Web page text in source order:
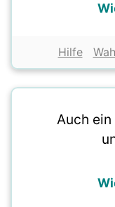
Hilfe
Auch